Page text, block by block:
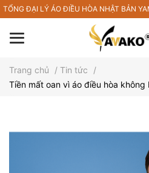
TỔNG ĐẠI LÝ ÁO ĐIỀU HÒA NHẬT BẢN
Trang chủ / Tin tức
/
Tiền mất oan vì áo điều hòa không